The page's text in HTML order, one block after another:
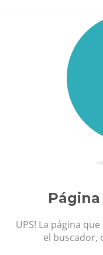
UPS! La página
el buscador,